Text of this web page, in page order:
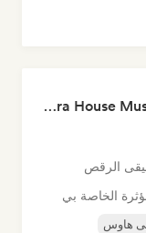
Zara House Music 🫂 (by Jasiel Reynoso)
الرقص
الخاصة بي
هاوس